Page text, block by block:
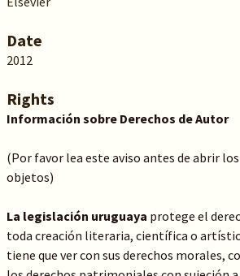
Date
2012
Rights
Información sobre Derechos de Autor
(Por favor lea este aviso antes de abrir
objetos)
La legislación uruguaya protege el
toda creación literaria, científica o
tiene que ver con sus derechos morales,